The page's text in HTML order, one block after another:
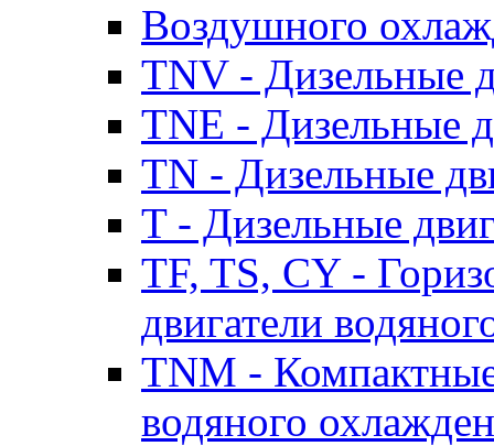
Воздушного
TNV - Дизельные
TNE - Дизельные
TN - Дизельные
T - Дизельные
TF, TS, CY -
двигатели
TNM -
водяного